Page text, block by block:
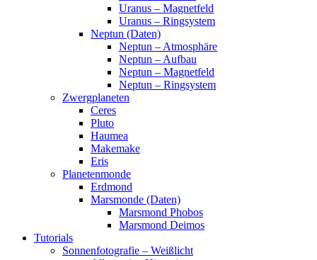
Uranus – Magnetfeld
Uranus – Ringsystem
Neptun (Daten)
Neptun – Atmosphäre
Neptun – Aufbau
Neptun – Magnetfeld
Neptun – Ringsystem
Zwergplaneten
Ceres
Pluto
Haumea
Makemake
Eris
Planetenmonde
Erdmond
Marsmonde (Daten)
Marsmond Phobos
Marsmond Deimos
Tutorials
Sonnenfotografie – Weißlicht